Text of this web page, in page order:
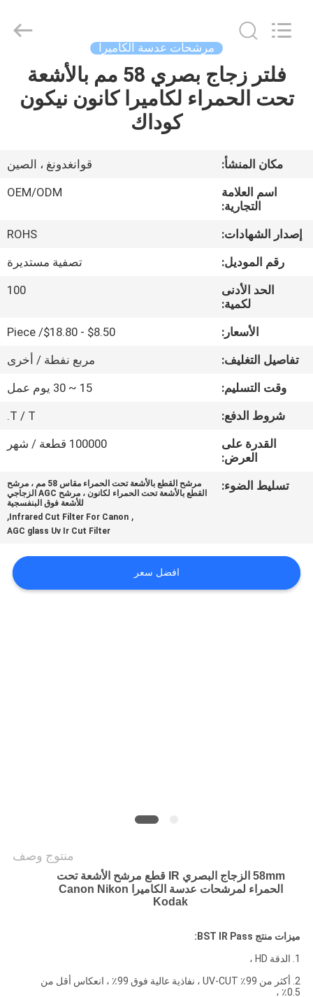
الصفحة
الرئيسية
معلومات
جولة
مراقبة
الجودة
اتصل
اطلب
خريطة
الموقع
Technology
مرشحات عدسة الكاميرا
فلتر زجاج بصري 58 مم بالأشعة
تحت الحمراء لكاميرا كانون نيكون
كوداك
مكان المنشأ:
قوانغدونغ ، الصين
اسم العلامة
التجارية:
OEM/ODM
إصدار الشهادات:
ROHS
رقم الموديل:
تصفية مستديرة
الحد الأدنى
لكمية:
100
الأسعار:
$8.50 - $18.80/ Piece
تفاصيل التغليف:
مربع نفطة / أخرى
وقت التسليم:
15 ~ 30 يوم عمل
شروط الدفع:
T / T.
القدرة على
العرض:
100000 قطعة / شهر
تسليط الضوء:
مرشح القطع بالأشعة تحت الحمراء مقاس 58 مم ، مرشح
القطع بالأشعة تحت الحمراء لكانون ، مرشح AGC الزجاجي
للأشعة فوق البنفسجية
,
Infrared Cut Filter For Canon
,
AGC glass Uv Ir Cut Filter
افضل سعر
منتوج وصف
58mm الزجاج البصري IR قطع مرشح الأشعة تحت
الحمراء لمرشحات عدسة الكاميرا Canon Nikon
Kodak
ميزات منتج BST IR Pass:
1. الدقة HD ،
2. أكثر من 99٪ UV-CUT ، نفاذية عالية فوق 99٪ ، انعكاس أقل من
0.5٪ ،